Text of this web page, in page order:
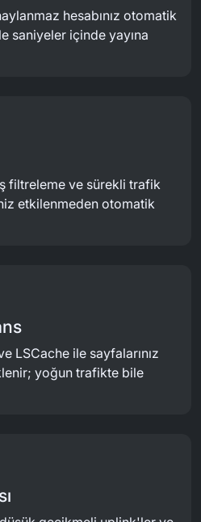
hesabınız otomatik
saniyeler içinde yayına
filtreleme ve sürekli trafik
etkilenmeden otomatik
LSCache ile sayfalarınız
yoğun trafikte bile